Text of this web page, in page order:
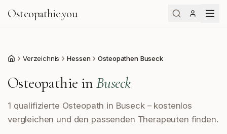
Osteopathie.you
Start Verzeichnis Hessen Osteopathen Buseck
Osteopathie inBuseck
1 qualifizierte Osteopath in Buseck – kostenlos
vergleichen und den passenden Therapeuten finden.